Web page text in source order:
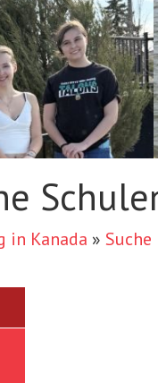
in Kanada »